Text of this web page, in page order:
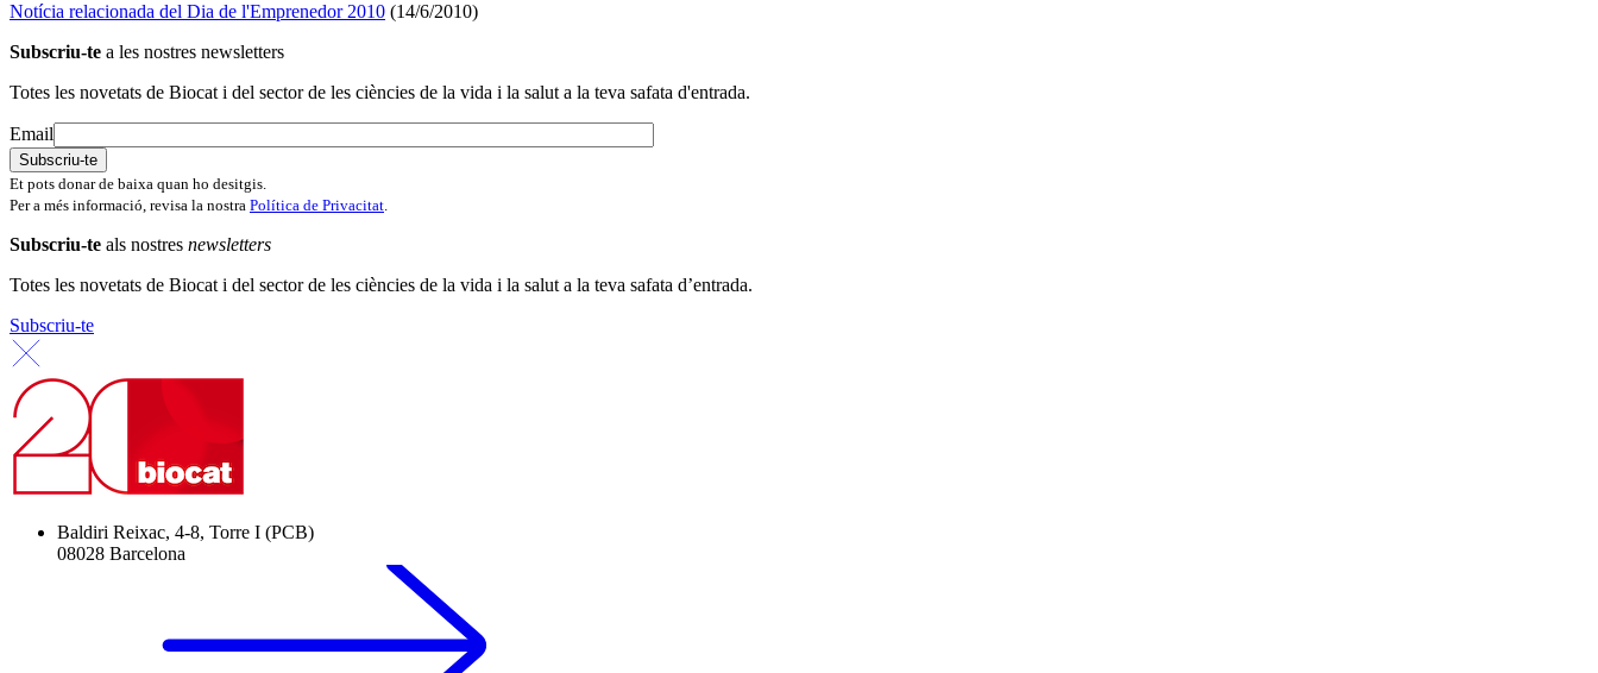
Notícia relacionada del Dia de l'Emprenedor 2010 (14/6/2010)
Subscriu-te a les nostres newsletters
Totes les novetats de Biocat i del sector de les ciències de la vida i la salut a la teva safata d'entrada.
Email
Et pots donar de baixa quan ho desitgis.
Per a més informació, revisa la nostra Política de Privacitat.
Subscriu-te als nostres newsletters
Totes les novetats de Biocat i del sector de les ciències de la vida i la salut a la teva safata d’entrada.
Subscriu-te
Baldiri Reixac, 4-8, Torre I (PCB)
08028 Barcelona